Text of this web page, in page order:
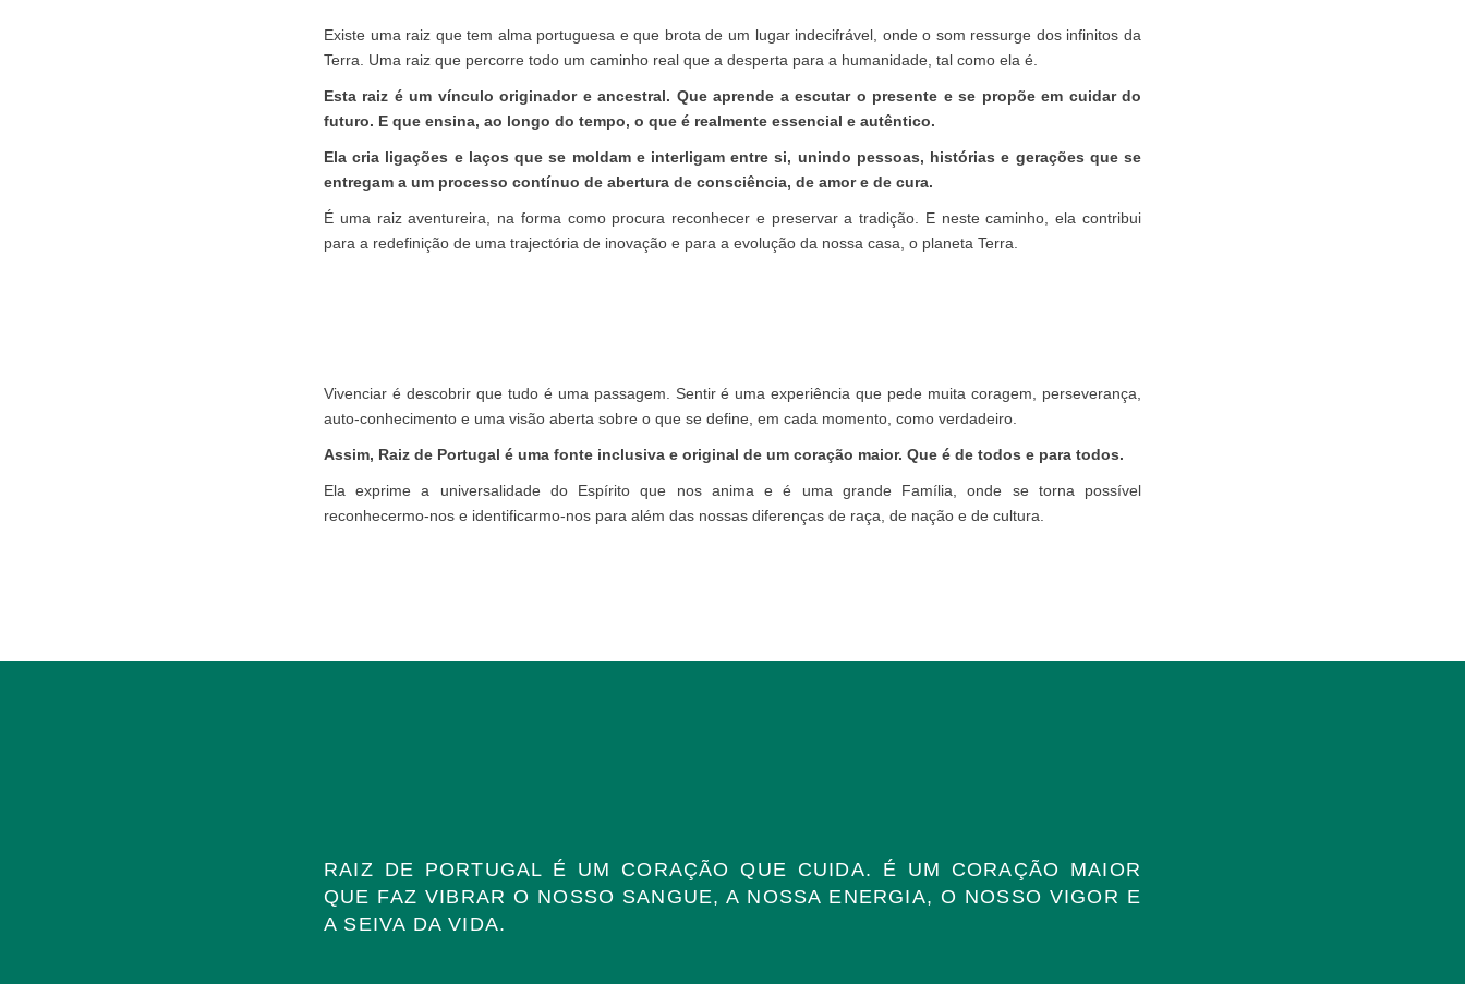
Existe uma raiz que tem alma portuguesa e que brota de um lugar indecifrável, onde o som ressurge dos infinitos da
Terra. Uma raiz que percorre todo um caminho real que a desperta para a humanidade, tal como ela é.
Esta raiz é um vínculo originador e ancestral. Que aprende a escutar o presente e se propõe em cuidar do
futuro. E que ensina, ao longo do tempo, o que é realmente essencial e autêntico.
Ela cria ligações e laços que se moldam e interligam entre si, unindo pessoas, histórias e gerações que se
entregam a um processo contínuo de abertura de consciência, de amor e de cura.
É uma raiz aventureira, na forma como procura reconhecer e preservar a tradição. E neste caminho, ela contribui
para a redefinição de uma trajectória de inovação e para a evolução da nossa casa, o planeta Terra.
Vivenciar é descobrir que tudo é uma passagem. Sentir é uma experiência que pede muita coragem, perseverança,
auto-conhecimento e uma visão aberta sobre o que se define, em cada momento, como verdadeiro.
Assim, Raiz de Portugal é uma fonte inclusiva e original de um coração maior. Que é de todos e para todos.
Ela exprime a universalidade do Espírito que nos anima e é uma grande Família, onde se torna possível
reconhecermo-nos e identificarmo-nos para além das nossas diferenças de raça, de nação e de cultura.
RAIZ DE PORTUGAL É UM CORAÇÃO QUE CUIDA. É UM CORAÇÃO MAIOR
QUE FAZ VIBRAR O NOSSO SANGUE, A NOSSA ENERGIA, O NOSSO VIGOR E
A SEIVA DA VIDA.